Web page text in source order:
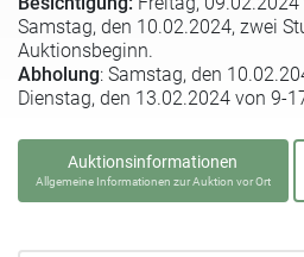
Samstag, den 10.02.2024, zwei
Auktionsbeginn.
Abholung: Samstag, den
Dienstag, den 13.02.2024 von 9-
Auktionsinformationen
Allgemeine Informationen zur Auktion vor Ort